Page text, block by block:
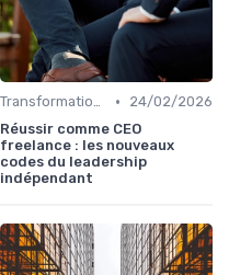
Transformation digitale de l’entreprise •
24/02/2026
Réussir comme CEO
freelance : les nouveaux
codes du leadership
indépendant